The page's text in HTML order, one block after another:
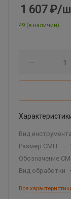
1 607 ₽/
49 (в наличии)
Вид инструмента
Размер СМП
—
Обозначение
Вид обработки
Все